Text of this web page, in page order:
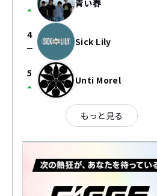
arrow_drop_up 青い春
4
check_indeterminate_small Sick Lily
5
arrow_drop_up Unti Morel
もっと見る